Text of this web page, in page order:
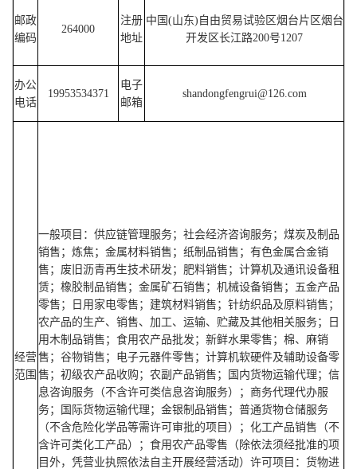
邮政
编码
264000
注册
地址
中国(山东)自由贸易试验区烟台片区烟台
开发区长江路200号1207
办公
电话
19953534371
电子
邮箱
shandongfengrui@126.com
经营
范围
一般项目：供应链管理服务；社会经济咨询服务；煤炭及制品
销售；炼焦；金属材料销售；纸制品销售；有色金属合金销
售；废旧沥青再生技术研发；肥料销售；计算机及通讯设备租
赁；橡胶制品销售；金属矿石销售；机械设备销售；五金产品
零售；日用家电零售；建筑材料销售；针纺织品及原料销售；
农产品的生产、销售、加工、运输、贮藏及其他相关服务；日
用木制品销售；食用农产品批发；新鲜水果零售；棉、麻销
售；谷物销售；电子元器件零售；计算机软硬件及辅助设备零
售；初级农产品收购；农副产品销售；国内货物运输代理；信
息咨询服务（不含许可类信息咨询服务）；商务代理代办服
务；国际货物运输代理；金银制品销售；普通货物仓储服务
（不含危险化学品等需许可审批的项目）；化工产品销售（不
含许可类化工产品）；食用农产品零售（除依法须经批准的项
目外，凭营业执照依法自主开展经营活动）许可项目：货物进